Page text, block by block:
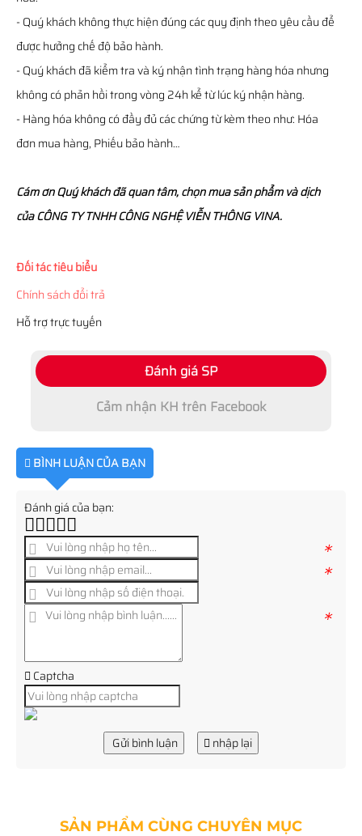
- Quý khách không thực hiện đúng các quy định theo yêu cầu để
được hưởng chế độ bảo hành.
- Quý khách đã kiểm tra và ký nhận tình trạng hàng hóa nhưng
không có phản hồi trong vòng 24h kể từ lúc ký nhận hàng.
- Hàng hóa không có đầy đủ các chứng từ kèm theo như: Hóa
đơn mua hàng, Phiếu bảo hành…
Cám ơn Quý khách đã quan tâm, chọn mua sản phẩm và dịch
của CÔNG TY TNHH CÔNG NGHỆ VIỄN THÔNG VINA.
Đối tác tiêu biểu
Chính sách đổi trả
Hỗ trợ trực tuyến
Đánh giá SP
Cảm nhận KH trên Facebook
BÌNH LUẬN CỦA BẠN
Đánh giá của bạn:
*
*
*
Captcha
Gửi bình luận nhập lại
SẢN PHẨM CÙNG CHUYÊN MỤC